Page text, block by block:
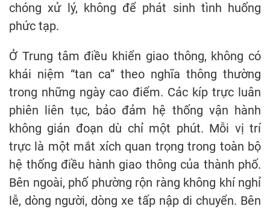
chóng xử lý, không để phát sinh tình huống
phức tạp.
Ở Trung tâm điều khiển giao thông, không có
khái niệm “tan ca” theo nghĩa thông thường
trong những ngày cao điểm. Các kíp trực luân
phiên liên tục, bảo đảm hệ thống vận hành
không gián đoạn dù chỉ một phút. Mỗi vị trí
trực là một mắt xích quan trọng trong toàn bộ
hệ thống điều hành giao thông của thành phố.
Bên ngoài, phố phường rộn ràng không khí nghỉ
lễ, dòng người, dòng xe tấp nập di chuyển. Bên